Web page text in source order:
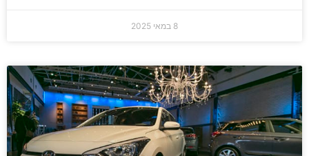
8 במאי 2025